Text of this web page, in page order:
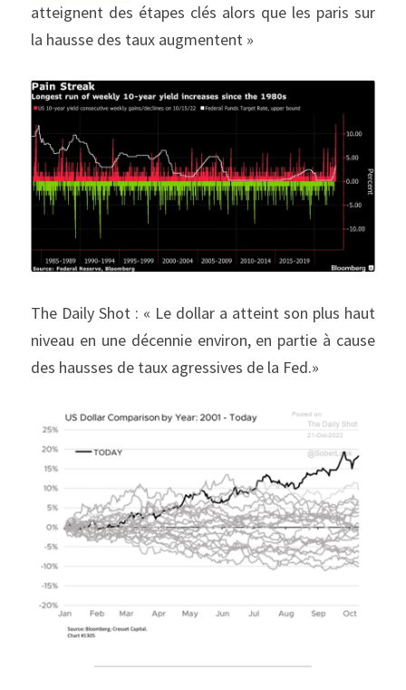
atteignent des étapes clés alors que les paris sur
la hausse des taux augmentent »
The Daily Shot : « Le dollar a atteint son plus haut
niveau en une décennie environ, en partie à cause
des hausses de taux agressives de la Fed.»